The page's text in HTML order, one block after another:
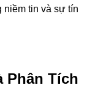
niềm tin và sự tín
Phân Tích